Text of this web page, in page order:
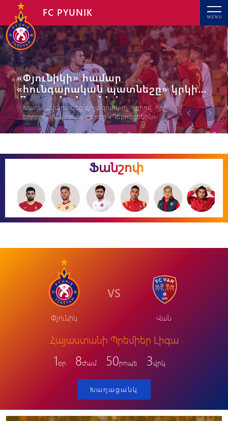
MENU
FC PYUNIK
«Փյունիկի» համար
«հունգարական պատնեշը» կրկին
մնաց անանցանելի
Խաղն ավարտվեց գոլազուրկ ոչ-ոքիով, որը
երրորդ փուլ դուրս բերեց «Դեբրեցենին»։
Ֆանշոփ
Փյունիկ
VS
Վան
Հայաստանի Պրեմիեր Լիգա
1օր 8ժամ 50րոպե 3վրկ
Խաղացանկ